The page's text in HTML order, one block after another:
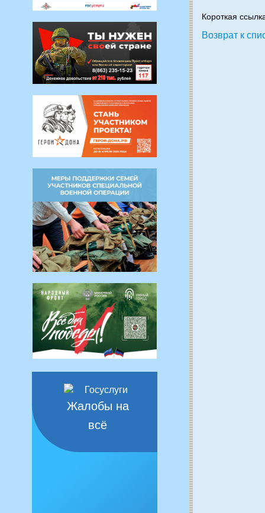
Жалобы на
всё
Короткая
Возврат к